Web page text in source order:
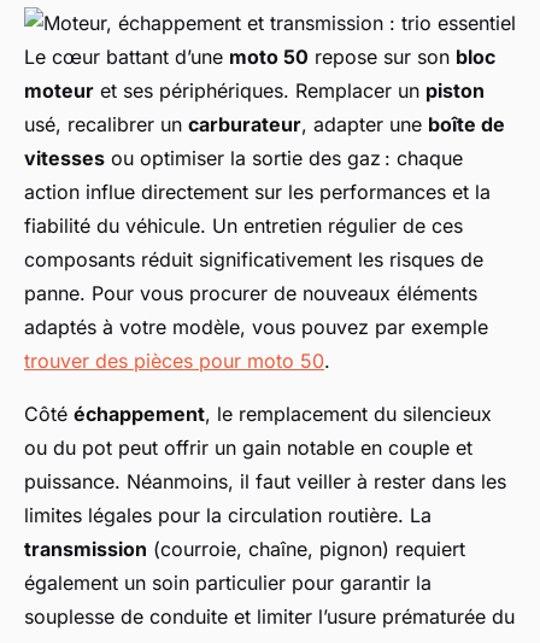
Le cœur battant d’une moto 50 repose sur son bloc
moteur et ses périphériques. Remplacer un piston
usé, recalibrer un carburateur, adapter une boîte de
vitesses ou optimiser la sortie des gaz : chaque
action influe directement sur les performances et la
fiabilité du véhicule. Un entretien régulier de ces
composants réduit significativement les risques de
panne. Pour vous procurer de nouveaux éléments
adaptés à votre modèle, vous pouvez par exemple
trouver des pièces pour moto 50.
Côté échappement, le remplacement du silencieux
ou du pot peut offrir un gain notable en couple et
puissance. Néanmoins, il faut veiller à rester dans les
limites légales pour la circulation routière. La
transmission (courroie, chaîne, pignon) requiert
également un soin particulier pour garantir la
souplesse de conduite et limiter l’usure prématurée du